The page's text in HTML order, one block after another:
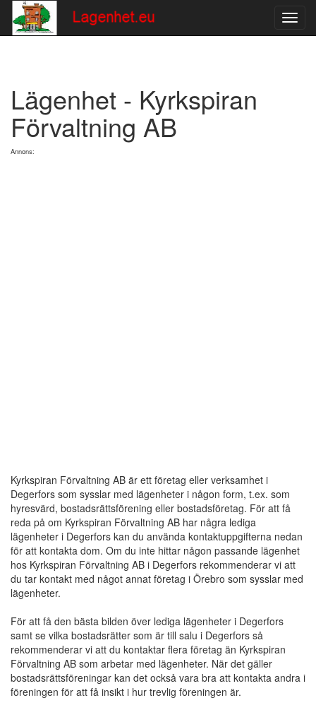
Lägenhet - Kyrkspiran
Förvaltning AB
Annons:
Kyrkspiran Förvaltning AB är ett företag eller verksamhet i
Degerfors som sysslar med lägenheter i någon form, t.ex. som
hyresvärd, bostadsrättsförening eller bostadsföretag. För att få
reda på om Kyrkspiran Förvaltning AB har några lediga
lägenheter i Degerfors kan du använda kontaktuppgifterna nedan
för att kontakta dom. Om du inte hittar någon passande lägenhet
hos Kyrkspiran Förvaltning AB i Degerfors rekommenderar vi att
du tar kontakt med något annat företag i Örebro som sysslar med
lägenheter.
För att få den bästa bilden över lediga lägenheter i Degerfors
samt se vilka bostadsrätter som är till salu i Degerfors så
rekommenderar vi att du kontaktar flera företag än Kyrkspiran
Förvaltning AB som arbetar med lägenheter. När det gäller
bostadsrättsföreningar kan det också vara bra att kontakta andra i
föreningen för att få insikt i hur trevlig föreningen är.